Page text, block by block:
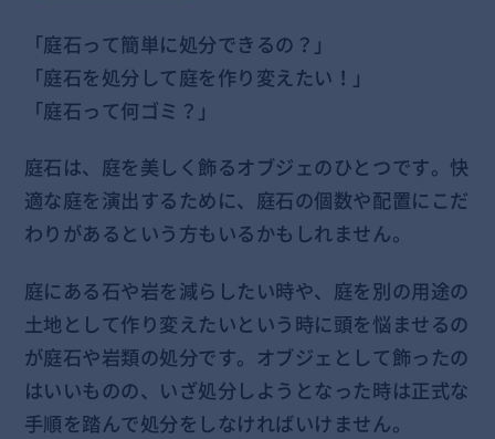
「庭石って簡単に処分できるの？」
「庭石を処分して庭を作り変えたい！」
「庭石って何ゴミ？」
庭石は、庭を美しく飾るオブジェのひとつです。快
適な庭を演出するために、庭石の個数や配置にこだ
わりがあるという方もいるかもしれません。
庭にある石や岩を減らしたい時や、庭を別の用途の
土地として作り変えたいという時に頭を悩ませるの
が庭石や岩類の処分です。オブジェとして飾ったの
はいいものの、いざ処分しようとなった時は正式な
手順を踏んで処分をしなければいけません。